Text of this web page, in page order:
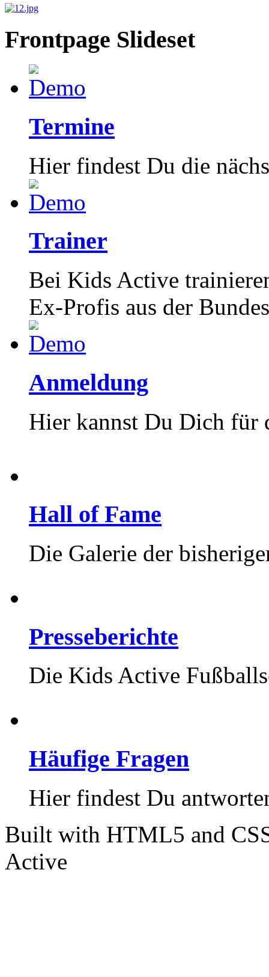
Frontpage Slideset
Termine
Hier findest Du die
Trainer
Bei Kids Active
Ex-Profis aus der
Anmeldung
Hier kannst Du Dich für
Hall of Fame
Die Galerie der
Presseberichte
Die Kids Active
Häufige Fragen
Hier findest Du
Built with HTML5 and
Active